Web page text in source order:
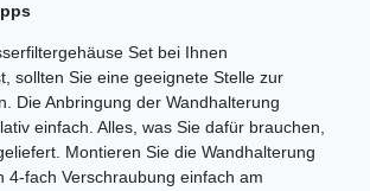
Set bei Ihnen
sollten Sie eine geeignete Stelle zur
Die Anbringung der Wandhalterung
einfach. Alles, was Sie dafür brauchen,
Montieren Sie die Wandhalterung
4-fach Verschraubung einfach am